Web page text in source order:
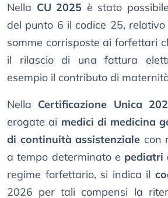
Nella CU 2025 è stato
del punto 6 il codice 25,
somme corrisposte ai forfettari
il rilascio di una fattura
esempio il contributo di
Nella Certificazione Unica
erogate ai medici di medicina
di continuità assistenziale con
a tempo determinato e pediatri
regime forfettario, si indica il
2026 per tali compensi la